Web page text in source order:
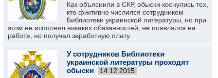
Как объяснили в СКР, обыски коснулись тех,
кто фиктивно числился сотрудником
Библиотеки украинской литературы, но при
этом не исполнял никаких обязанностей, не появлялся на
работе, но получал заработную плату.
У сотрудников Библиотеки
украинской литературы проходят
обыски
14.12.2015